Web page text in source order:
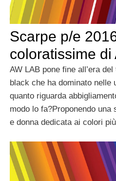
Scarpe p/e
coloratissime di
AW LAB pone fine all’era
black che ha dominato nelle
quanto riguarda
modo lo fa?Proponendo
e donna dedicata ai colori